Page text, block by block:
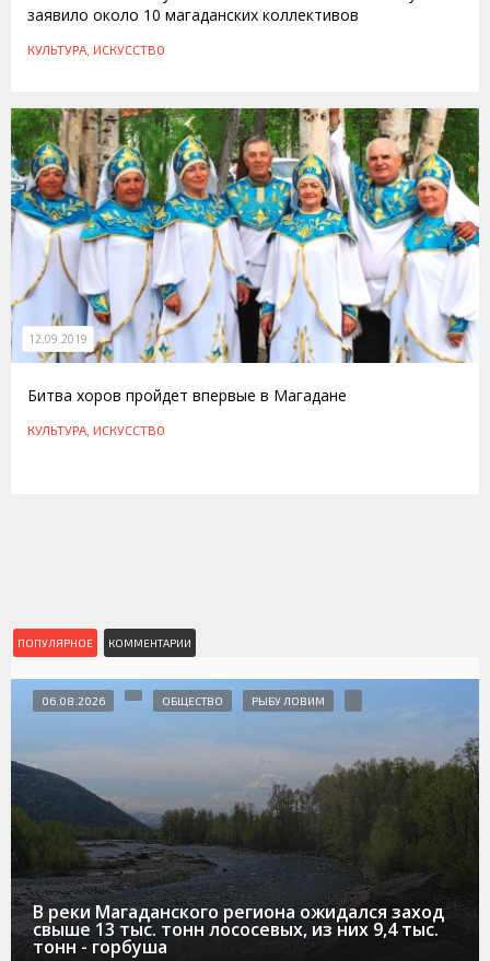
заявило около 10 магаданских коллективов
КУЛЬТУРА, ИСКУССТВО
12.09.2019
Битва хоров пройдет впервые в Магадане
КУЛЬТУРА, ИСКУССТВО
ПОПУЛЯРНОЕ КОММЕНТАРИИ
В реки Магаданского региона ожидался заход
свыше 13 тыс. тонн лососевых, из них 9,4 тыс.
тонн - горбуша
06.08.2026 ОБЩЕСТВО РЫБУ ЛОВИМ